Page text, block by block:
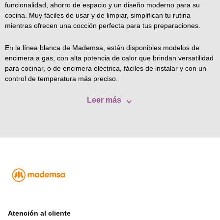
funcionalidad, ahorro de espacio y un diseño moderno para su
cocina. Muy fáciles de usar y de limpiar, simplifican tu rutina
mientras ofrecen una cocción perfecta para tus preparaciones.
En la línea blanca de Mademsa, están disponibles modelos de
encimera a gas, con alta potencia de calor que brindan versatilidad
para cocinar, o de encimera eléctrica, fáciles de instalar y con un
control de temperatura más preciso.
Leer más
Atención al cliente